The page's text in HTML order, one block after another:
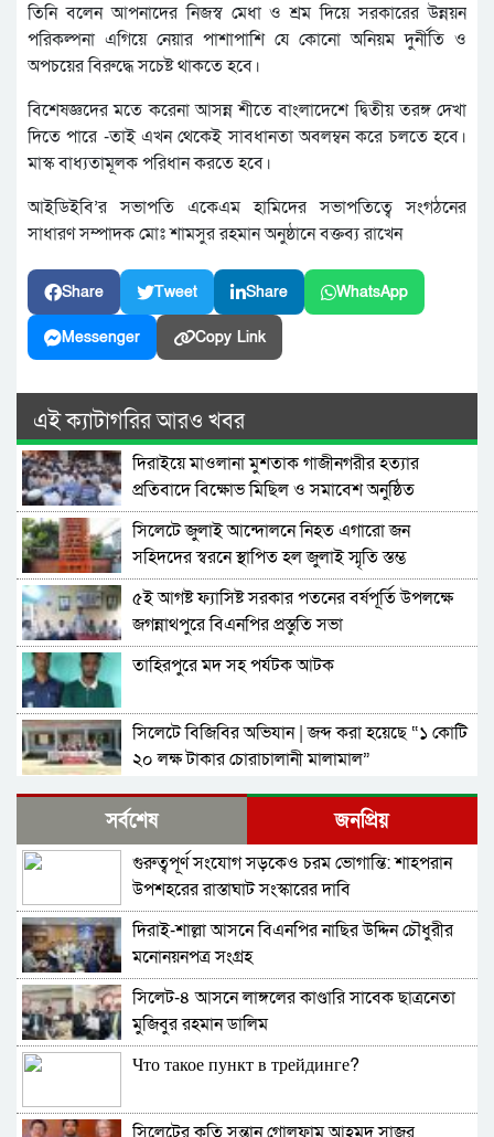
তিনি বলেন আপনাদের নিজস্ব মেধা ও শ্রম দিয়ে সরকারের উন্নয়ন
পরিকল্পনা এগিয়ে নেয়ার পাশাপাশি যে কোনো অনিয়ম দুর্নীতি ও
অপচয়ের বিরুদ্ধে সচেষ্ট থাকতে হবে।
বিশেষজ্ঞদের মতে করেনা আসন্ন শীতে বাংলাদেশে দ্বিতীয় তরঙ্গ দেখা
দিতে পারে -তাই এখন থেকেই সাবধানতা অবলম্বন করে চলতে হবে।
মাস্ক বাধ্যতামূলক পরিধান করতে হবে।
আইডিইবি’র সভাপতি একেএম হামিদের সভাপতিত্বে সংগঠনের
সাধারণ সম্পাদক মোঃ শামসুর রহমান অনুষ্ঠানে বক্তব্য রাখেন
Share Tweet Share WhatsApp
Messenger Copy Link
এই ক্যাটাগরির আরও খবর
দিরাইয়ে মাওলানা মুশতাক গাজীনগরীর হত্যার
প্রতিবাদে বিক্ষোভ মিছিল ও সমাবেশ অনুষ্ঠিত
সিলেটে জুলাই আন্দোলনে নিহত এগারো জন
সহিদদের স্বরনে স্থাপিত হল জুলাই স্মৃতি স্তম্ভ
৫ই আগষ্ট ফ্যাসিষ্ট সরকার পতনের বর্ষপূর্তি উপলক্ষে
জগন্নাথপুরে বিএনপির প্রস্তুতি সভা
তাহিরপুরে মদ সহ পর্যটক আটক
সিলেটে বিজিবির অভিযান | জব্দ করা হয়েছে “১ কোটি
২০ লক্ষ টাকার চোরাচালানী মালামাল”
জগন্নাথপুরে পল্লী বিদ্যুৎ এর ঘনঘন লোডশেডিং ,
জনসাধারণের ভোগান্তি
জৈন্তাপুরে জেলা প্রশাসক উদ্বোধন করলেন “বৃক্ষরোপন
কর্মসূচি-২০২৫”
উত্তম চরিত্র মাধুরী দিয়েই ছাত্র সমাজকে আলোকিত
করতে হবে- রিদওয়ান মাযহারী
দিরাইয়ের আকিলনগরে সেনাবাহিনীর অভিযানে নিহত
১ গ্রেফতার ২ জন
জগন্নাথপুরে মাদরাসার মুহতামীমের ওপর হামলায়
সর্বশেষ জনপ্রিয়
গুরুত্বপূর্ণ সংযোগ সড়কেও চরম ভোগান্তি: শাহপরান
উপশহরের রাস্তাঘাট সংস্কারের দাবি
দিরাই-শাল্লা আসনে বিএনপির নাছির উদ্দিন চৌধুরীর
মনোনয়নপত্র সংগ্রহ
সিলেট-৪ আসনে লাঙ্গলের কাণ্ডারি সাবেক ছাত্রনেতা
মুজিবুর রহমান ডালিম
Что такое пункт в трейдинге?